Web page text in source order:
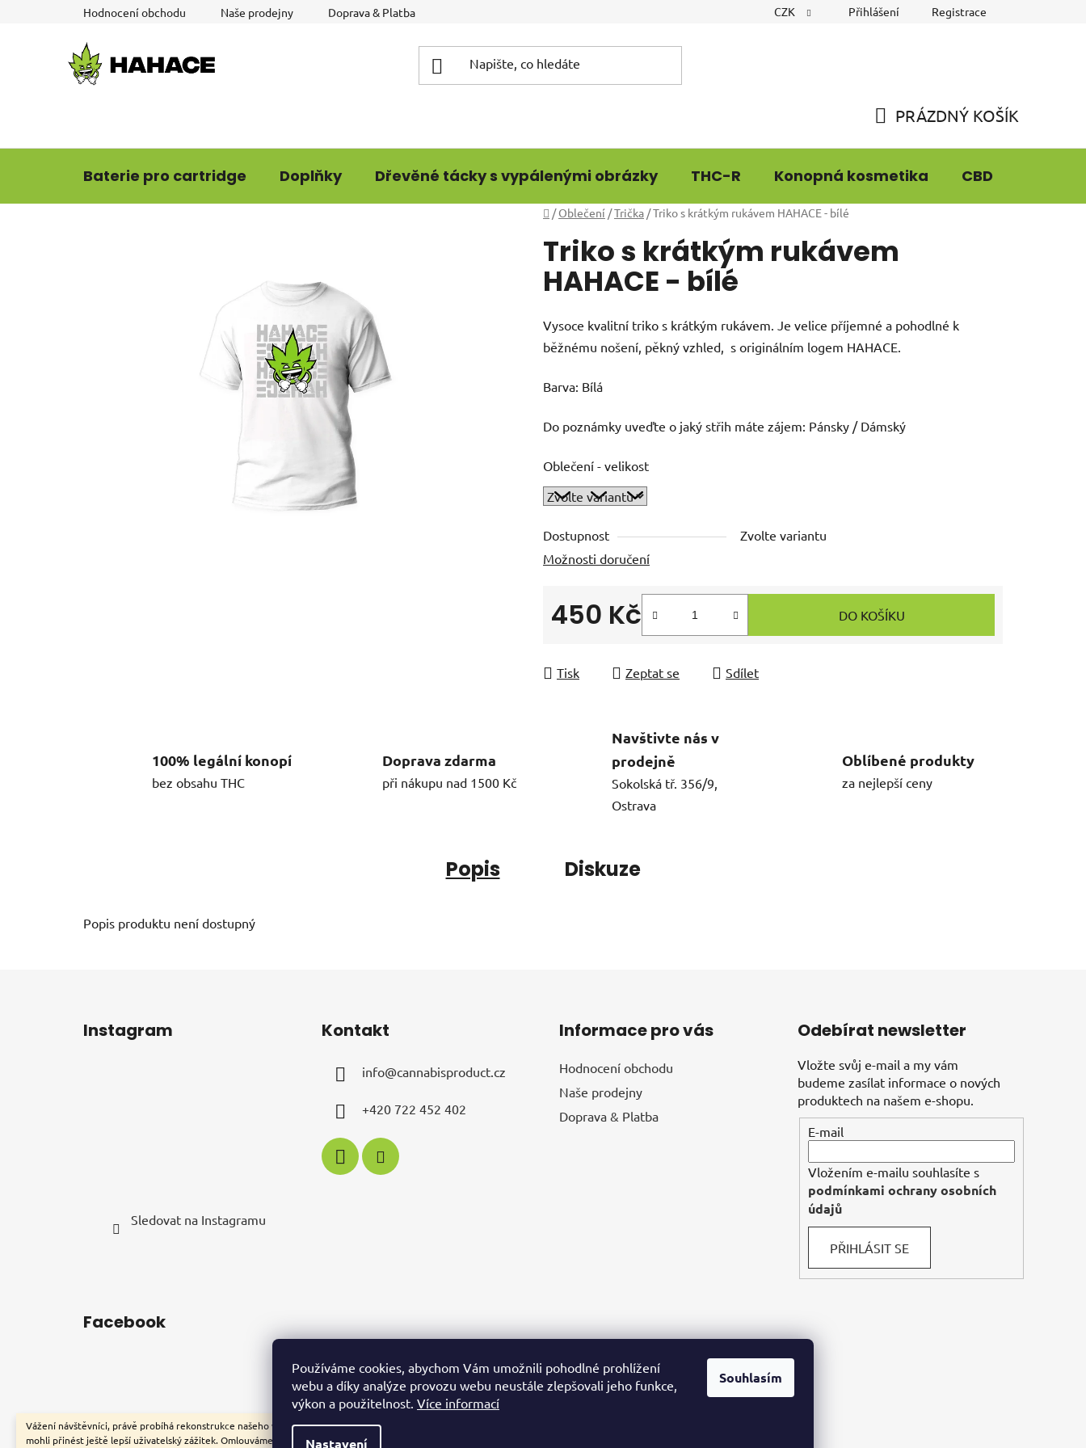
Používáme cookies, abychom Vám umožnili pohodlné prohlížení
webu a díky analýze provozu webu neustále zlepšovali jeho funkce,
výkon a použitelnost. Více informací
Nastavení
Souhlasím
Vážení návštěvníci, právě probíhá rekonstrukce našeho webu, aby jsme vám
mohli přinést ještě lepší uživatelský zážitek. Omlouváme se za případné
Hodnocení obchodu Naše prodejny Doprava & Platba CZK Přihlášení Registrace
KOŠÍK
PRÁZDNÝ KOŠÍK
Baterie pro cartridge Doplňky Dřevěné tácky s vypálenými obrázky THC-R Konopná kosmetika CBD
Domů
/ Oblečení /Trička /Triko s krátkým rukávem HAHACE - bílé
Triko s krátkým rukávem
HAHACE - bílé
Vysoce kvalitní triko s krátkým rukávem. Je velice příjemné a pohodlné k
běžnému nošení, pěkný vzhled, s originálním logem HAHACE.
Barva: Bílá
Do poznámky uveďte o jaký střih máte zájem: Pánsky / Dámský
Oblečení - velikost
Dostupnost
Zvolte variantu
Možnosti doručení
450 Kč DO KOŠÍKU
Tisk Zeptat se Sdílet
100% legální konopí
bez obsahu THC
Doprava zdarma
při nákupu nad 1500 Kč
Navštivte nás v
prodejně
Sokolská tř. 356/9,
Ostrava
Oblíbené produkty
za nejlepší ceny
Popis Diskuze
Popis produktu není dostupný
Instagram
Sledovat na Instagramu
Kontakt
info@cannabisproduct.cz
+420 722 452 402
Informace pro vás
Hodnocení obchodu
Naše prodejny
Doprava & Platba
Odebírat newsletter
Vložte svůj e-mail a my vám
budeme zasílat informace o nových
produktech na našem e-shopu.
E-mail
Vložením e-mailu souhlasíte s
podmínkami ochrany osobních
údajů
PŘIHLÁSIT SE
Facebook